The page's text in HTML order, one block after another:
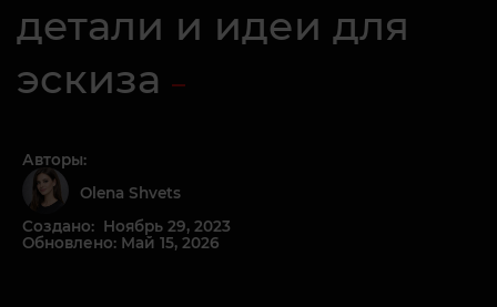
детали и идеи для
эскиза
Авторы:
Olena Shvets
Создано: Ноябрь 29, 2023
Обновлено: Май 15, 2026